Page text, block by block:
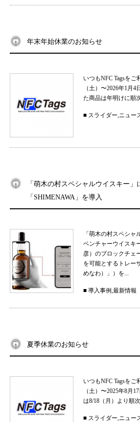
年末年始休業のお知らせ
いつもNFC Tagsを
（土）〜2026年1月
た商品は年明けに
■ スライダー,ニュー
「萌木の村スペシャルウイスキー
「SHIMENAWA」を導入
「萌木の村スペシ
ベンチャーウイスキ
彦）のブロックチェ
を可能とするトレー
めなわ）」）を...
■ 導入事例,最新情報
夏季休業のお知らせ
いつもNFC Tagsを
（土）〜2025年8月
は8/18（月）より
■ スライダー,ニュー